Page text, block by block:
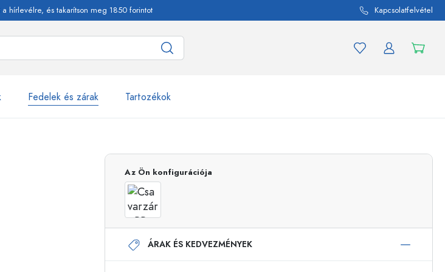
a hírlevélre, és takarítson meg 1850 forintot Kapcsolatfelvétel
Fedelek és zárak Tartozékok
Airless adagolók
Roll-on palackok
A befőttes üvegekhez
Az Ön konfigurációja
ÁRAK ÉS KEDVEZMÉNYEK